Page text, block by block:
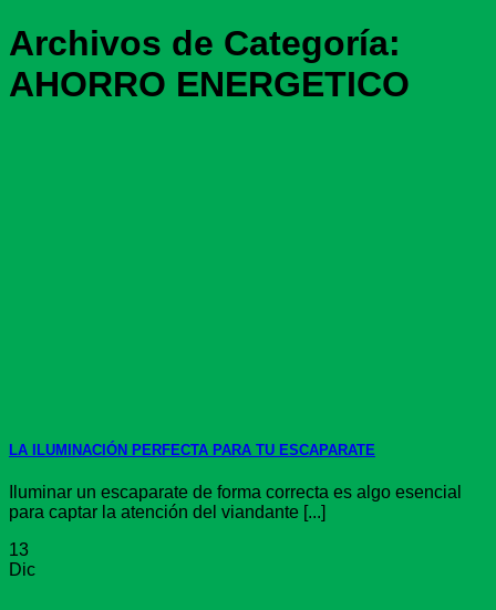
Archivos de Categoría:
AHORRO ENERGETICO
LA ILUMINACIÓN PERFECTA PARA TU ESCAPARATE
Iluminar un escaparate de forma correcta es algo esencial
para captar la atención del viandante [...]
13
Dic